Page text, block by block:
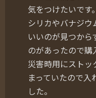
気をつけたいです。
シリカやバナジ
いいのが見つか
のがあったので購
災害時用にスト
まっていたので
した。